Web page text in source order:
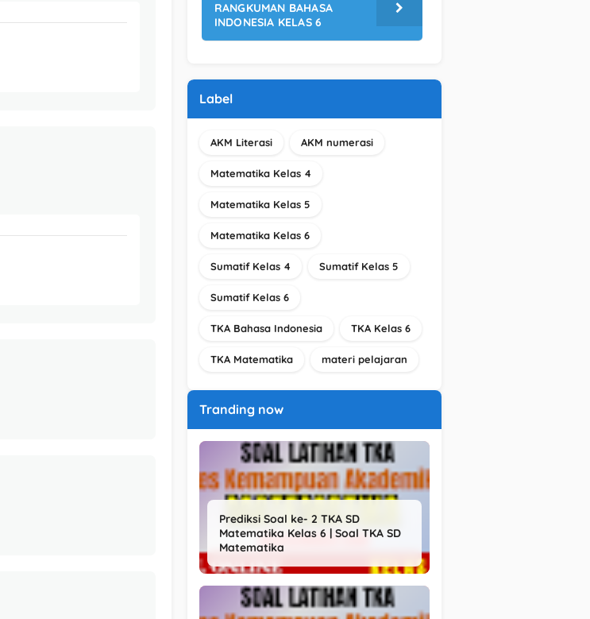
RANGKUMAN BAHASA
INDONESIA KELAS 6
Label
AKM Literasi AKM numerasi
Matematika Kelas 4
Matematika Kelas 5
Matematika Kelas 6
Sumatif Kelas 4 Sumatif Kelas 5
Sumatif Kelas 6
TKA Bahasa Indonesia TKA Kelas 6
TKA Matematika materi pelajaran
Tranding now
Prediksi Soal ke- 2 TKA SD
Matematika Kelas 6 | Soal TKA SD
Matematika